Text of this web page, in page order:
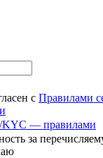
с Правилами
— правилами
за